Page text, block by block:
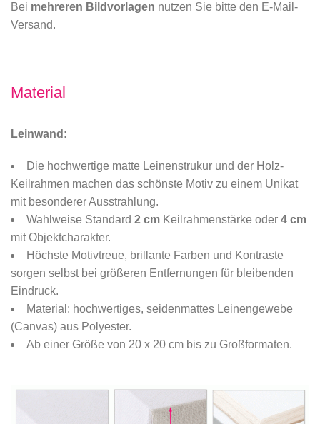
Bei mehreren Bildvorlagen nutzen Sie bitte den E-Mail-
Versand.
Material
Leinwand:
Die hochwertige matte Leinenstrukur und der Holz-
Keilrahmen machen das schönste Motiv zu einem Unikat
mit besonderer Ausstrahlung.
Wahlweise Standard 2 cm Keilrahmenstärke oder 4 cm
mit Objektcharakter.
Höchste Motivtreue, brillante Farben und Kontraste
sorgen selbst bei größeren Entfernungen für bleibenden
Eindruck.
Material: hochwertiges, seidenmattes Leinengewebe
(Canvas) aus Polyester.
Ab einer Größe von 20 x 20 cm bis zu Großformaten.